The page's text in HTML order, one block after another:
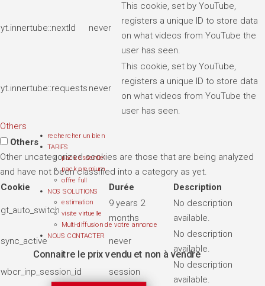
yt.innertube::nextId never
This cookie, set by YouTube,
registers a unique ID to store data
on what videos from YouTube the
user has seen.
yt.innertube::requests never
This cookie, set by YouTube,
registers a unique ID to store data
on what videos from YouTube the
user has seen.
Others
Others
Other uncategorized cookies are those that are being analyzed
and have not been classified into a category as yet.
Cookie
Durée Description
gt_auto_switch
9 years 2
months
No description
available.
sync_active never
No description
available.
wbcr_inp_session_id session
No description
available.
rechercher un bien
TARIFS
pack essentiel
pack premium
offre full
NOS SOLUTIONS
estimation
visite virtuelle
Multi-diffusion de votre annonce
NOUS CONTACTER
Connaitre le prix vendu et non à vendre